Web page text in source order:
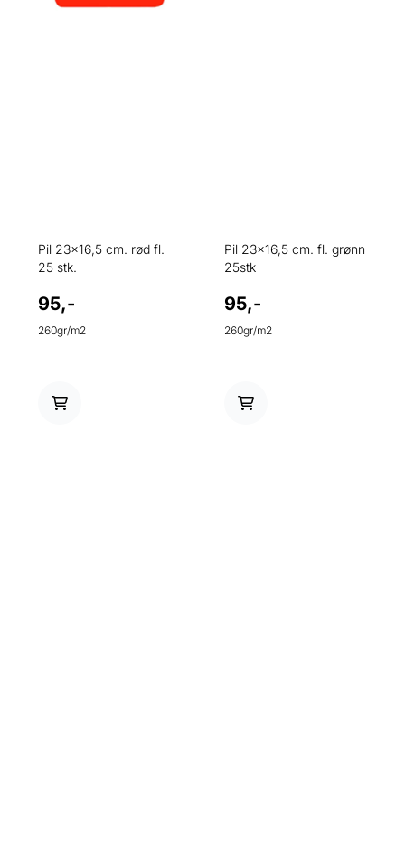
Pil 23x16,5 cm. rød fl.
25 stk.
95,-
260gr/m2
Pil 23x16,5 cm. fl. grønn
25stk
95,-
260gr/m2